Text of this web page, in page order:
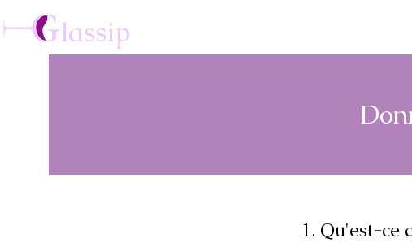
lassip
1. Qu'est-ce